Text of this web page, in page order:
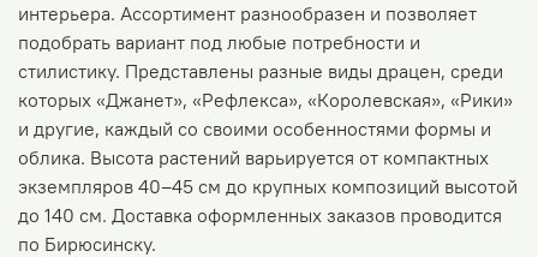
интерьера. Ассортимент разнообразен и позволяет
подобрать вариант под любые потребности и
стилистику. Представлены разные виды драцен, среди
которых «Джанет», «Рефлекса», «Королевская», «Рики»
и другие, каждый со своими особенностями формы и
облика. Высота растений варьируется от компактных
экземпляров 40–45 см до крупных композиций высотой
до 140 см. Доставка оформленных заказов проводится
по Бирюсинску.